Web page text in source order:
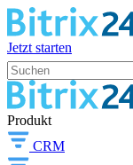
Jetzt starten
Produkt
CRM